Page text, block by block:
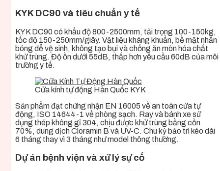
KYK DC90 và tiêu chuẩn y tế
KYK DC90 có khẩu độ 800-2500mm, tải trọng 100-150kg,
tốc độ 150-250mm/giây. Vật liệu kháng khuẩn, bề mặt nhẵn
bóng dễ vệ sinh, không tạo bụi và chống ăn mòn hóa chất
khử trùng. Độ ồn dưới 55dB, thấp hơn yêu cầu 60dB của môi
trường y tế.
Cửa kính tự động Hàn Quốc KYK
Sản phẩm đạt chứng nhận EN 16005 về an toàn cửa tự
động, ISO 14644-1 về phòng sạch. Ray và bánh xe sử
dụng thép không gỉ 304, chịu được khử trùng bằng cồn
70%, dung dịch Cloramin B và UV-C. Chu kỳ bảo trì kéo dài
6 tháng thay vì 3 tháng như model thông thường.
Dự án bệnh viện và xử lý sự cố